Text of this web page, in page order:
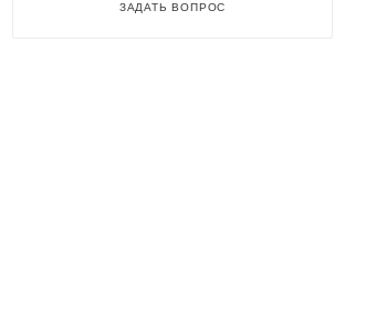
ЗАДАТЬ ВОПРОС